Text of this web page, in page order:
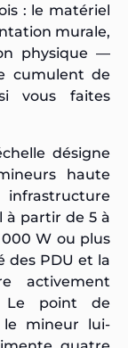
: le matériel
murale,
physique —
cumulent de
vous faites
désigne
haute
partir de 5 à
W ou plus
des PDU et la
activement
Le point de
le mineur lui-